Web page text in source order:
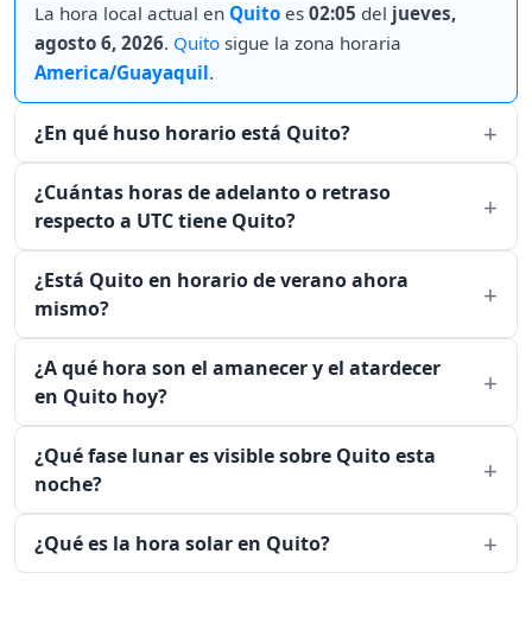
La hora local actual en Quito es 02:05 del jueves,
agosto 6, 2026. Quito sigue la zona horaria
America/Guayaquil.
¿En qué huso horario está Quito?
¿Cuántas horas de adelanto o retraso
respecto a UTC tiene Quito?
¿Está Quito en horario de verano ahora
mismo?
¿A qué hora son el amanecer y el atardecer
en Quito hoy?
¿Qué fase lunar es visible sobre Quito esta
noche?
¿Qué es la hora solar en Quito?